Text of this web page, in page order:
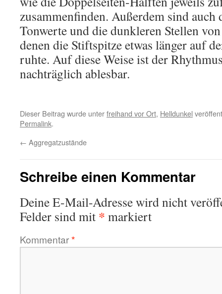
zusammenfinden. Außerdem sind
Tonwerte und die dunkleren Stellen
denen die Stiftspitze etwas länger auf
ruhte. Auf diese Weise ist der
nachträglich ablesbar.
Dieser Beitrag wurde unterfreihand vor Ort, Helldunkel
Permalink.
← Aggregatzustände
Schreibe einen Kommentar
Deine E-Mail-Adresse wird nicht
Felder sind mit * markiert
Kommentar*